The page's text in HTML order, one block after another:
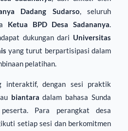
Dadang Sudarso , seluruh
Ketua BPD Desa Sadananya
dukungan dari Universitas
yang turut berpartisipasi dalam
pelatihan.
interaktif, dengan sesi praktik
biantara dalam bahasa Sunda
Para perangkat desa
setiap sesi dan berkomitmen